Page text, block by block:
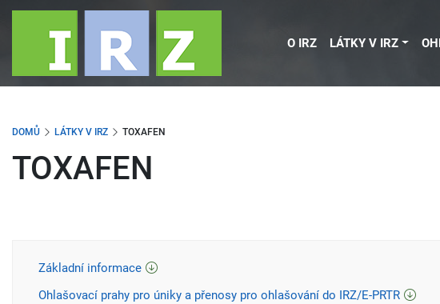
Přejít
O IRZ LÁTKY V IRZ
DOMŮ LÁTKY V IRZ TOXAFEN
TOXAFEN
Základní informace
Ohlašovací prahy pro úniky a přenosy pro ohlašování do IRZ/E-PRTR